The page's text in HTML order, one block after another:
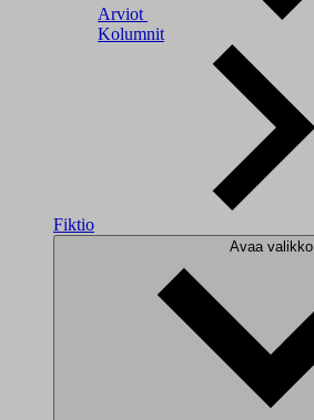
Arviot
Kolumnit
Fiktio
Avaa valikko